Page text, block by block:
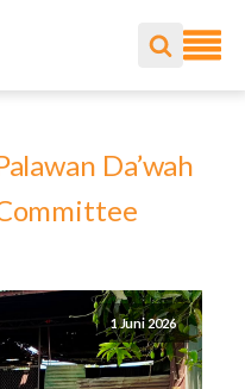
Da’wah
1 Juni 2026